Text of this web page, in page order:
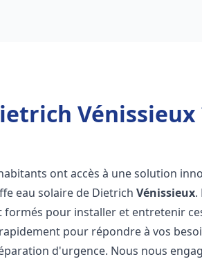
Vénissieux
ont accès à une solution
eau solaire de DietrichVénissieux.
pour installer et entretenir
pour répondre à vos
d'urgence. Nous nous